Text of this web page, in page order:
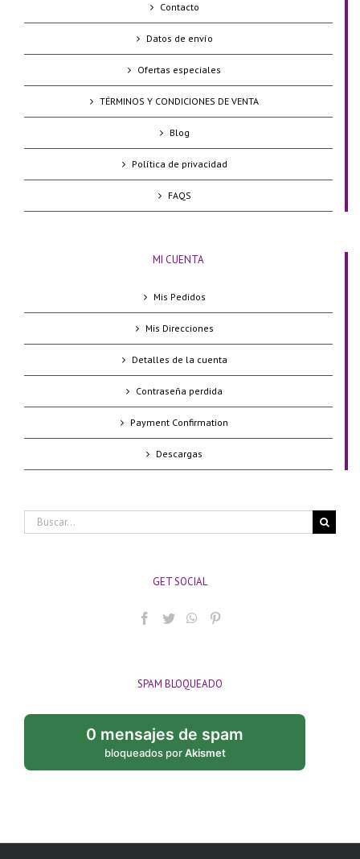
Contacto
Datos de envío
Ofertas especiales
TÉRMINOS Y CONDICIONES DE VENTA
Blog
Política de privacidad
FAQS
MI CUENTA
Mis Pedidos
Mis Direcciones
Detalles de la cuenta
Contraseña perdida
Payment Confirmation
Descargas
Buscar:
GET SOCIAL
SPAM BLOQUEADO
0 mensajes de spam
bloqueados porAkismet